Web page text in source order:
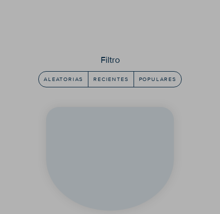
Filtro
ALEATORIAS RECIENTES POPULARES